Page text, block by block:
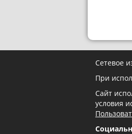
Сетевое
При
Сайт
условия